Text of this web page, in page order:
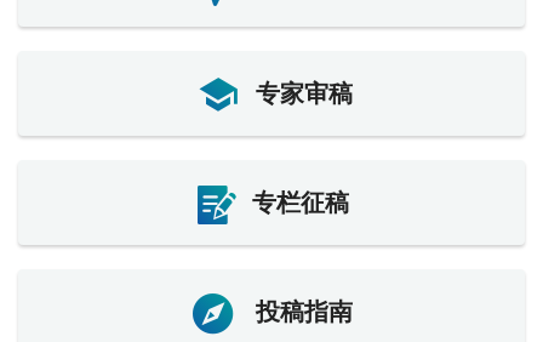
专家审稿
专栏征稿
投稿指南